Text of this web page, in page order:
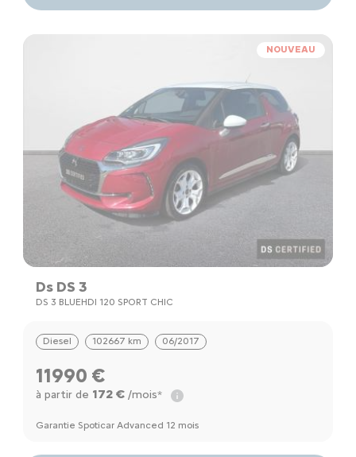
NOUVEAU
Ds DS 3
DS 3 BLUEHDI 120 SPORT CHIC
Diesel 102667 km 06/2017
11990 €
à partir de 172 €/mois*
Garantie Spoticar Advanced 12 mois